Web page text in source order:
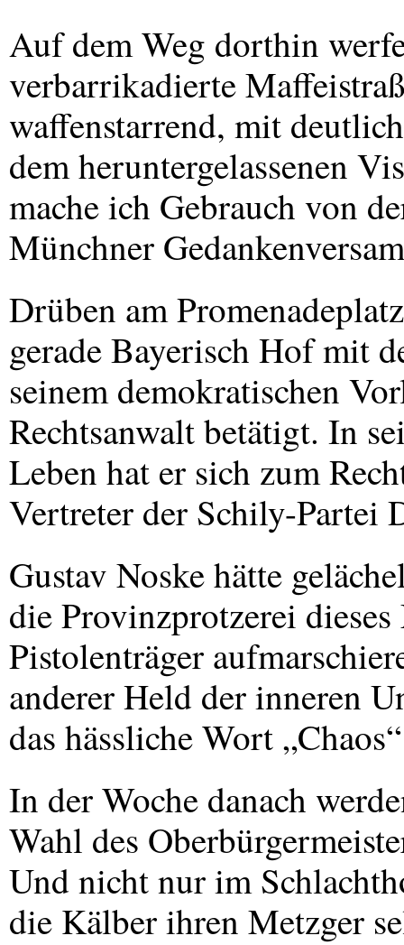
Auf dem Weg dorthin
verbarrikadierte
waffenstarrend, mit
dem heruntergelassenen
mache ich Gebrauch von
Münchner
Drüben am
gerade Bayerisch Hof mit
seinem demokratischen
Rechtsanwalt betätigt. In
Leben hat er sich zum
Vertreter der Schily-Partei
Gustav Noske hätte
die Provinzprotzerei
Pistolenträger
anderer Held der inneren
das hässliche Wort
In der Woche danach
Wahl des
Und nicht nur im
die Kälber ihren Metzger